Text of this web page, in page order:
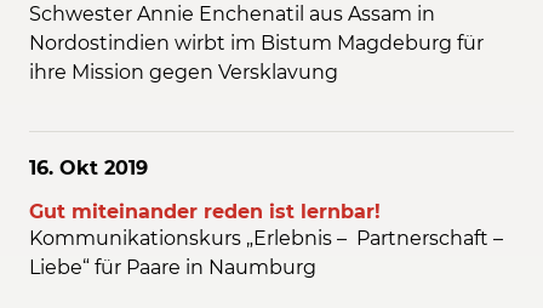
Schwester Annie Enchenatil aus Assam in
Nordostindien wirbt im Bistum Magdeburg für
ihre Mission gegen Versklavung
16. Okt 2019
Gut miteinander reden ist lernbar!
Kommunikationskurs „Erlebnis – Partnerschaft –
Liebe“ für Paare in Naumburg